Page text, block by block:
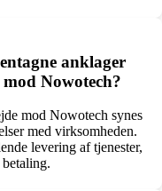
anklager
Nowotech?
mod Nowotech synes
med virksomheden.
levering af tjenester,